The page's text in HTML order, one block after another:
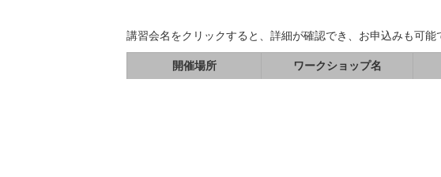
講習会名をクリックすると、詳細が確認でき、お申込みも可能
開催場所 ワークショップ名